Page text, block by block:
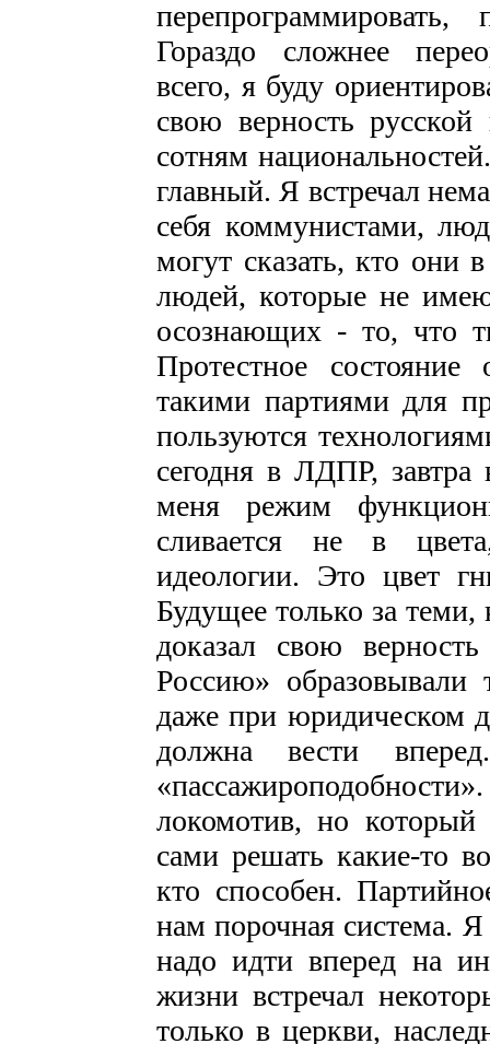
Гораздо сложнее
всего, я буду
свою верность
сотням
главный. Я встречал
себя коммунистами,
могут сказать, кто они
людей, которые не
осознающих - то, что
Протестное состояние
такими партиями для
пользуются
сегодня в ЛДПР,
меня режим
сливается не в
идеологии. Это цвет
Будущее только за теми,
доказал свою
Россию»
даже при юридическом
должна вести
локомотив, но
сами решать какие-то
кто способен.
нам порочная система.
надо идти вперед на
жизни встречал
только в церкви,